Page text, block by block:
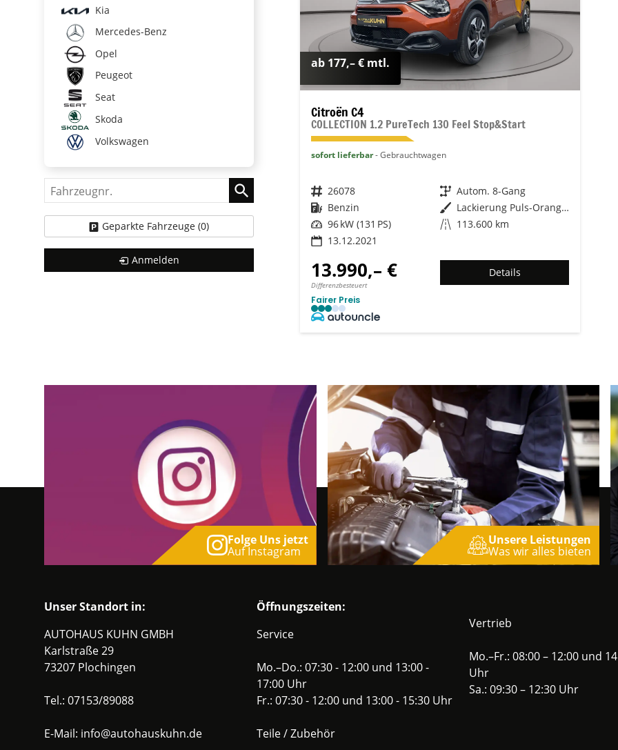
ab 177,– € mtl.
Citroën C4
COLLECTION 1.2 PureTech 130 Feel Stop&Start
sofort lieferbar Gebrauchtwagen
Fahrzeugnr. 26078 Getriebe Autom. 8-Gang
Kraftstoff Benzin Außenfarbe
Lackierung Puls-Orange/Typ Außenverkleidung Metallic-Lackierung
Leistung 96 kW (131 PS) Kilometerstand 113.600 km
13.12.2021
13.990,– €
Differenzbesteuert
Details
Fairer Preis
Kia
Mercedes-Benz
Opel
Peugeot
Seat
Skoda
Volkswagen
Fahrzeugnr.
Geparkte Fahrzeuge (0)
Anmelden
Folge Uns jetzt
Auf Instagram
Unsere Leistungen
Was wir alles bieten
Unser Standort in:
AUTOHAUS KUHN GMBH
Karlstraße 29
73207 Plochingen
Tel.: 07153/89088
E-Mail: info@autohauskuhn.de
Öffnungszeiten:
Service
Mo.–Do.: 07:30 - 12:00 und 13:00 -
17:00 Uhr
Fr.: 07:30 - 12:00 und 13:00 - 15:30 Uhr
Teile / Zubehör
Vertrieb
Mo.–Fr.: 08:00 – 12:00 und
Uhr
Sa.: 09:30 – 12:30 Uhr